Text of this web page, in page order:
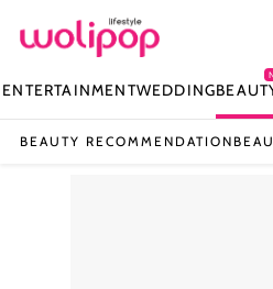
ENTERTAINMENTWEDDING
BEAUTY RECOMMENDATION